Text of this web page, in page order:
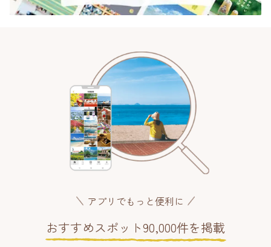
アプリでもっと便利に
おすすめスポット90,000件を掲載